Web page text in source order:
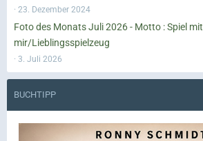
23. Dezember 2024
Foto des Monats Juli 2026 - Motto : Spiel mit
mir/Lieblingsspielzeug
3. Juli 2026
BUCHTIPP